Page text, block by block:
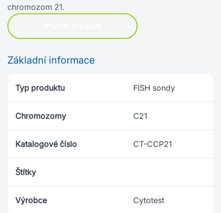
chromozom 21.
Základní informace
Typ produktu FISH sondy
Chromozomy C21
Katalogové číslo CT-CCP21
Štítky
Výrobce Cytotest